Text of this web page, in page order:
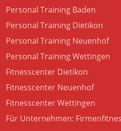
Personal Training Baden
Personal Training Dietikon
Personal Training Neuenhof
Personal Training Wettingen
Fitnesscenter Dietikon
Fitnesscenter Neuenhof
Fitnesscenter Wettingen
Für Unternehmen: